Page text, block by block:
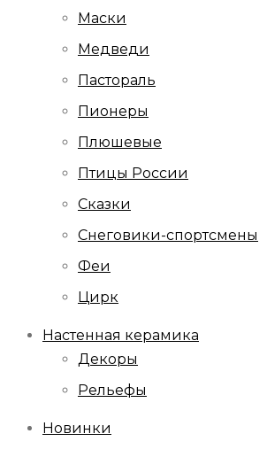
Маски
Медведи
Пастораль
Пионеры
Плюшевые
Птицы России
Сказки
Снеговики-спортсмены
Феи
Цирк
Настенная керамика
Декоры
Рельефы
Новинки